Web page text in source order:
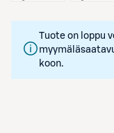
Tuote on loppu
koon.